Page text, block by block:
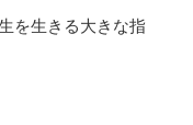
を生きる大きな指